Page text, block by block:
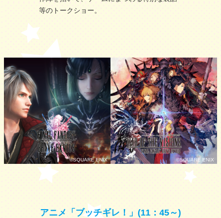
等のトークショー。
©SQUARE ENIX ©SQUARE ENIX
アニメ「ブッチギレ！」(11：45～)